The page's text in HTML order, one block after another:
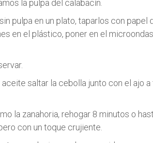
la pulpa del calabacín.
pulpa en un plato, taparlos con papel
en el plástico, poner en el
saltar la cebolla junto con el ajo
la zanahoria, rehogar 8 minutos o
con un toque crujiente.